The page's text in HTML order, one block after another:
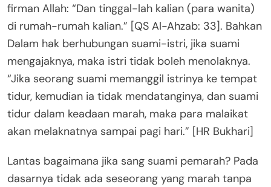
firman Allah: “Dan tinggal-lah kalian (para wanita)
di rumah-rumah kalian.” [QS Al-Ahzab: 33]. Bahkan
Dalam hak berhubungan suami-istri, jika suami
mengajaknya, maka istri tidak boleh menolaknya.
“Jika seorang suami memanggil istrinya ke tempat
tidur, kemudian ia tidak mendatanginya, dan suami
tidur dalam keadaan marah, maka para malaikat
akan melaknatnya sampai pagi hari.” [HR Bukhari]
Lantas bagaimana jika sang suami pemarah? Pada
dasarnya tidak ada seseorang yang marah tanpa